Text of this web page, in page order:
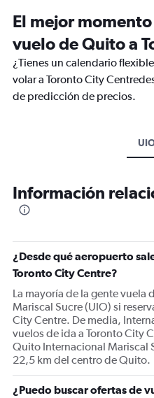
El mejor
vuelo de Quito a
¿Tienes un calendario
volar a Toronto City
de predicción de precios.
Información
¿Desde qué aeropuerto
Toronto City Centre?
La mayoría de la gente
Mariscal Sucre (UIO) si
City Centre. De media,
vuelos de ida a Toronto City
Quito Internacional Mariscal
22,5 km del centro de Quito.
¿Puedo buscar ofertas de